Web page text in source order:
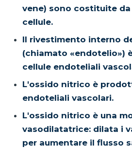
vene) sono costituite
cellule.
Il rivestimento interno
(chiamato «endotelio»)
cellule endoteliali
L'ossido nitrico è
endoteliali vascolari.
L'ossido nitrico è una
vasodilatatrice: dilata i
per aumentare il flusso